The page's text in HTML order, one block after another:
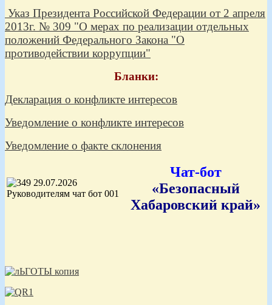
Указ Президента Российской Федерации от 2 апреля
2013г. № 309 "О мерах по реализации отдельных
положений Федерального Закона "О
противодействии коррупции"
Бланки:
Декларация о конфликте интересов
Уведомление о конфликте интересов
Уведомление о факте склонения
Чат-бот
«Безопасный
Хабаровский край»